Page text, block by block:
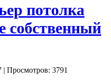
потолка
собственный
| Просмотров: 3791